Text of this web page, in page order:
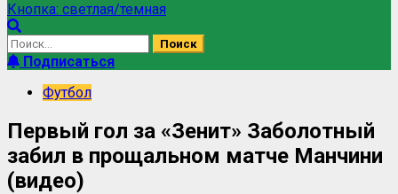
Кнопка: светлая/темная
Подписаться
Футбол
Первый гол за «Зенит» Заболотный
забил в прощальном матче Манчини
(видео)